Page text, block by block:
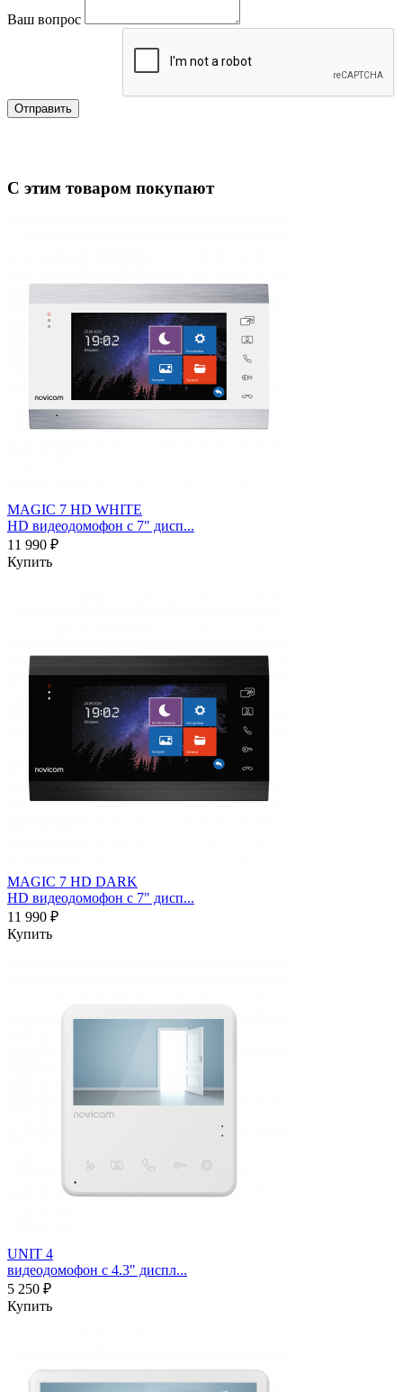
Ваш вопрос
Отправить
С этим товаром покупают
MAGIC 7 HD WHITE
HD видеодомофон с 7" дисп...
11 990 ₽
Купить
MAGIC 7 HD DARK
HD видеодомофон с 7" дисп...
11 990 ₽
Купить
UNIT 4
видеодомофон с 4.3" диспл...
5 250 ₽
Купить